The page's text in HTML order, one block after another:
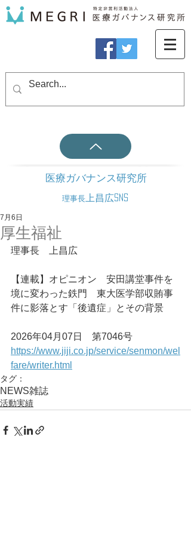
医療ガバナンス研究所
理事長 上昌広SNS
厚生福祉
7月6日
理事長　上昌広
【連載】オピニオン　安田講堂事件を
境に変わった鉄門　東大医学部収賄事
件に影落とす「後遺症」とその背景
2026年04月07日　第7046号
https://www.jiji.co.jp/service/senmon/wel
fare/writer.html
タグ：
NEWS雑誌
活動実績